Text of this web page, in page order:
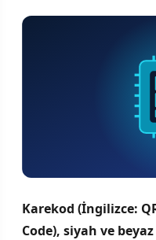
Karekod (İngilizce:
Code), siyah ve